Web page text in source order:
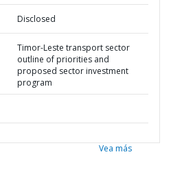
Disclosed
Timor-Leste transport sector
outline of priorities and
proposed sector investment
program
Vea más